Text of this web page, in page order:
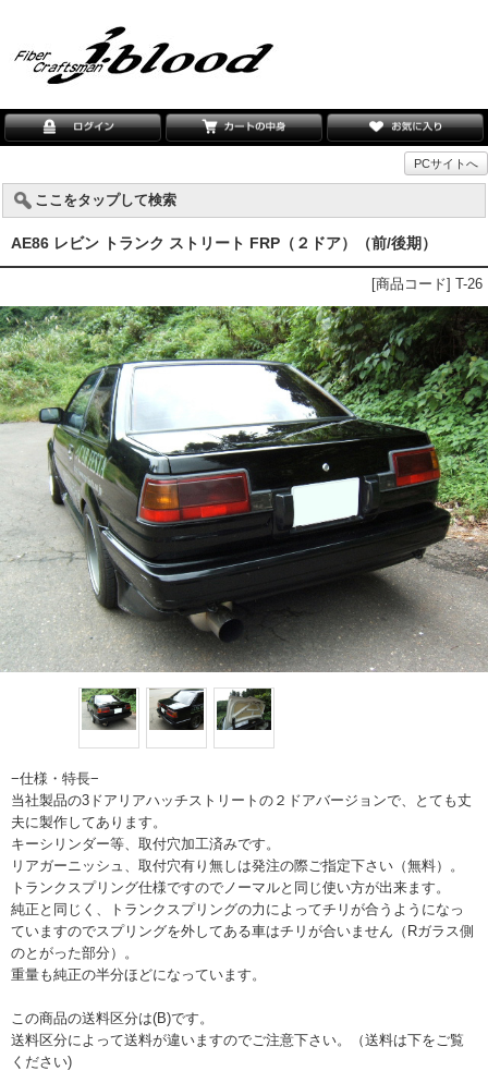
PCサイトへ
ここをタップして検索
AE86 レビン トランク ストリート FRP（２ドア）（前/後期）
[商品コード] T-26
−仕様・特長−
当社製品の3ドアリアハッチストリートの２ドアバージョンで、とても丈
夫に製作してあります。
キーシリンダー等、取付穴加工済みです。
リアガーニッシュ、取付穴有り無しは発注の際ご指定下さい（無料）。
トランクスプリング仕様ですのでノーマルと同じ使い方が出来ます。
純正と同じく、トランクスプリングの力によってチリが合うようになっ
ていますのでスプリングを外してある車はチリが合いません（Rガラス側
のとがった部分）。
重量も純正の半分ほどになっています。
この商品の送料区分は(B)です。
送料区分によって送料が違いますのでご注意下さい。（送料は下をご覧
ください)